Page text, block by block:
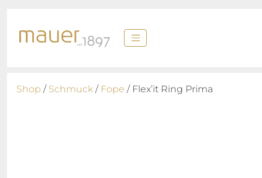
Shop / Schmuck / Fope / Flex’it Ring Prima